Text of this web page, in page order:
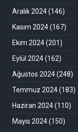
Aralık 2024(146)
Kasım 2024(167)
Ekim 2024(201)
Eylül 2024(162)
Ağustos 2024(248)
Temmuz 2024(183)
Haziran 2024(110)
Mayıs 2024(150)